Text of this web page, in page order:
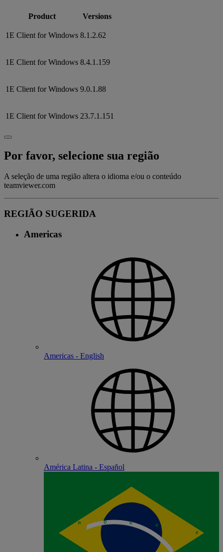
Product Versions
1E Client for Windows 8.1.2.62
1E Client for Windows 8.4.1.159
1E Client for Windows 9.0.1.88
1E Client for Windows 23.7.1.151
Por favor, selecione sua região
A seleção de uma região altera o idioma e/ou o conteúdo
teamviewer.com
REGIÃO SUGERIDA
Americas
Americas - English
América Latina - Español